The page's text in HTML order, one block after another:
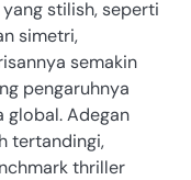
stilish, seperti
simetri,
semakin
pengaruhnya
global. Adegan
tertandingi,
thriller